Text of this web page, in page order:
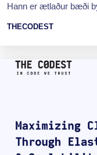
Hann er ætlaður bæði
THECODEST